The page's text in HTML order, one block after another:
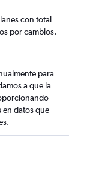
con total
por cambios.
para
a que la
en datos que